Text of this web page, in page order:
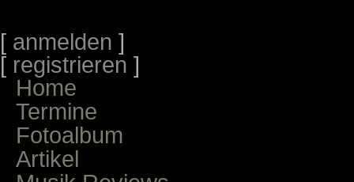
[ anmelden ]
[ registrieren ]
Home
Termine
Fotoalbum
Artikel